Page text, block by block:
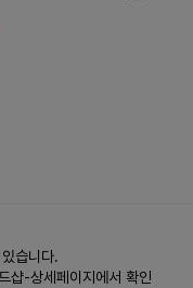
습니다.
샵-상세페이지에서 확인